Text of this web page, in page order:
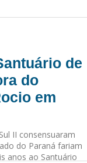
de
do
em
II consensuaram
do Paraná fariam
anos ao Santuário